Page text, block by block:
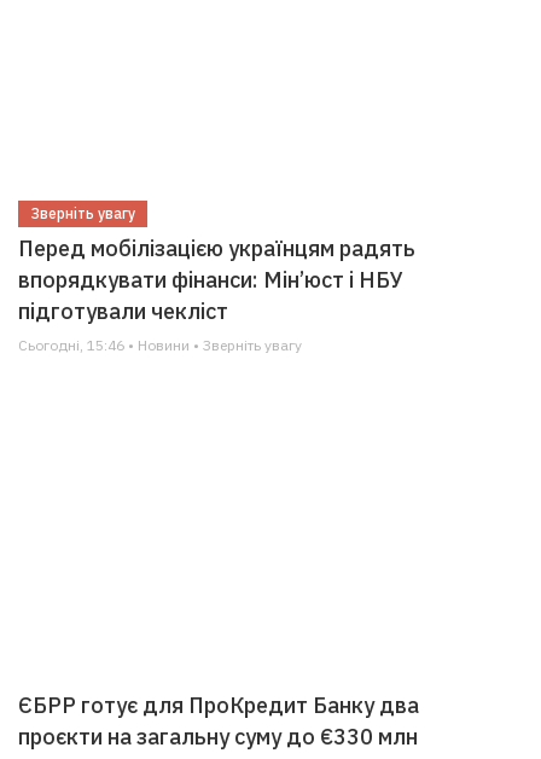
Зверніть увагу
Перед мобілізацією українцям радять
впорядкувати фінанси: Мін’юст і НБУ
підготували чекліст
Сьогодні, 15:46 • Новини • Зверніть увагу
ЄБРР готує для ПроКредит Банку два
проєкти на загальну суму до €330 млн